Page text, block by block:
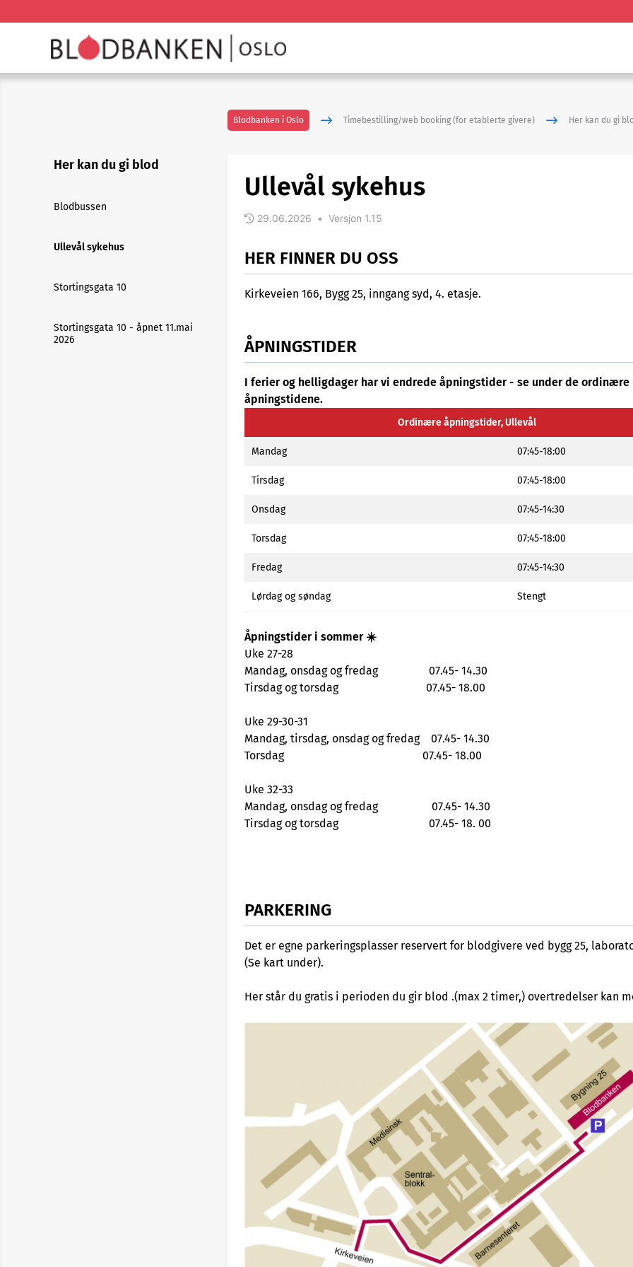
Blodbanken i Oslo Timebestilling/web booking (for etablerte givere) Her kan du gi
Her kan du gi blod
Blodbussen
Ullevål sykehus
Stortingsgata 10
Stortingsgata 10 - åpnet 11.mai
2026
Ullevål sykehus
29.06.2026 • Versjon 1.15
HER FINNER DU OSS
Kirkeveien 166, Bygg 25, inngang syd, 4. etasje.
ÅPNINGSTIDER
I ferier og helligdager har vi endrede åpningstider - se under de ordinære
åpningstidene.
Ordinære åpningstider, Ullevål
Mandag 07:45-18:00
Tirsdag 07:45-18:00
Onsdag 07:45-14:30
Torsdag 07:45-18:00
Fredag 07:45-14:30
Lørdag og søndag Stengt
Åpningstider i sommer ☀️
Uke 27-28
Mandag, onsdag og fredag 07.45- 14.30
Tirsdag og torsdag 07.45- 18.00
Uke 29-30-31
Mandag, tirsdag, onsdag og fredag 07.45- 14.30
Torsdag 07.45- 18.00
Uke 32-33
Mandag, onsdag og fredag 07.45- 14.30
Tirsdag og torsdag 07.45- 18. 00
PARKERING
Det er egne parkeringsplasser reservert for blodgivere ved bygg 25,
(Se kart under).
Her står du gratis i perioden du gir blod .(max 2 timer,) overtredelser kan